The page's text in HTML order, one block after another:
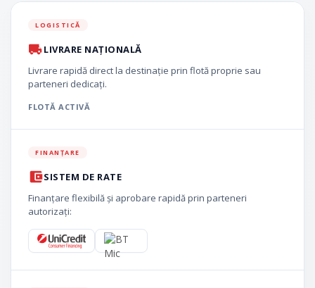
LOGISTICĂ
LIVRARE NAȚIONALĂ
Livrare rapidă direct la destinație prin flotă proprie sau
parteneri dedicați.
FLOTĂ ACTIVĂ
FINANȚARE
SISTEM DE RATE
Finanțare flexibilă și aprobare rapidă prin parteneri
autorizați: